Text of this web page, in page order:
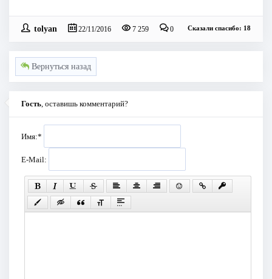
tolyan 22/11/2016 7 259 0 Сказали спасибо: 18
Вернуться назад
Гость , оставишь комментарий?
Имя:*
E-Mail: